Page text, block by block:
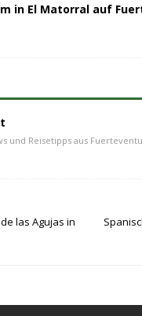
in El Matorral auf
und Reisetipps aus
las Agujas in